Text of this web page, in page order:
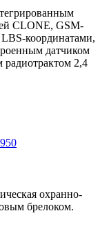
CLONE, GSM-
координатами,
датчиком
2,4
охранно-
брелоком.